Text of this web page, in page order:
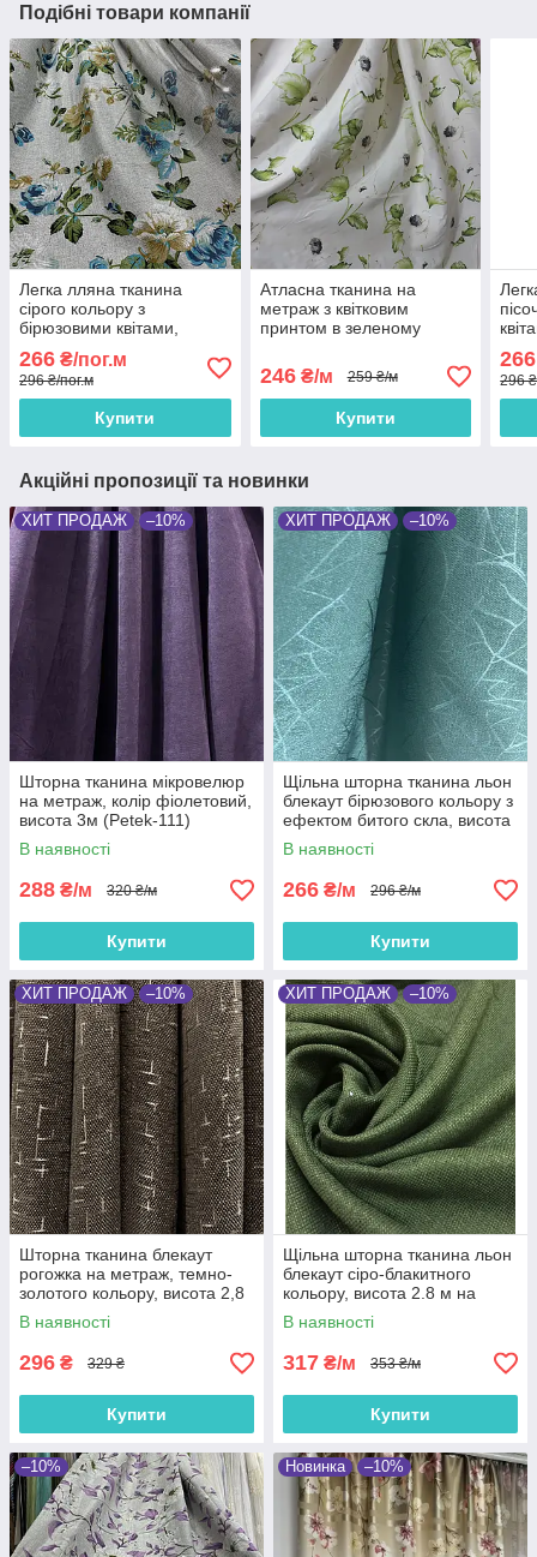
Подібні товари компанії
Легка лляна тканина
сірого кольору з
бірюзовими квітами,
висота 2,8м (M1-677-4)
266 ₴/пог.м
296 ₴/пог.м
Купити
Атласна тканина на
метраж з квітковим
принтом в зеленому
(М613-4)
246₴/м 259 ₴/м
Купити
266
296
Акційні пропозиції та новинки
ХИТ ПРОДАЖ –10%
Шторна тканина мікровелюр
на метраж, колір фіолетовий,
висота 3м (Petek-111)
В наявності
288 ₴/м 320 ₴/м
Купити
ХИТ ПРОДАЖ –10%
Щільна шторна тканина льон
блекаут бірюзового кольору з
ефектом битого скла, висота
2.8 м на метраж (M17-19)
В наявності
266 ₴/м 296 ₴/м
Купити
ХИТ ПРОДАЖ –10%
Шторна тканина блекаут
рогожка на метраж, темно-
золотого кольору, висота 2,8
м (M22-8)
В наявності
296 ₴ 329 ₴
Купити
ХИТ ПРОДАЖ –10%
Щільна шторна тканина льон
блекаут сіро-блакитного
кольору, висота 2.8 м на
метраж (M5-4)
В наявності
317 ₴/м 353 ₴/м
Купити
–10% Новинка –10%